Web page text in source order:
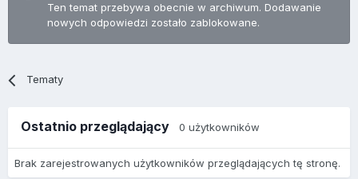
Ten temat przebywa obecnie w archiwum. Dodawanie
nowych odpowiedzi zostało zablokowane.
Tematy
Ostatnio przeglądający 0 użytkowników
Brak zarejestrowanych użytkowników przeglądających tę stronę.